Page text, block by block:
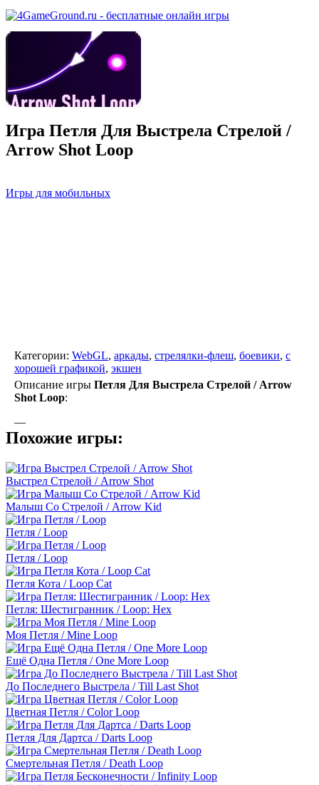
Игра Петля Для Выстрела Стрелой /
Arrow Shot Loop
Игры для мобильных
Категории: WebGL, аркады, стрелялки-флеш, боевики, с
хорошей графикой, экшен
Описание игры Петля Для Выстрела Стрелой / Arrow
Shot Loop:
—
Похожие игры:
Выстрел Стрелой / Arrow Shot
Малыш Со Стрелой / Arrow Kid
Петля / Loop
Петля / Loop
Петля Кота / Loop Cat
Петля: Шестигранник / Loop: Hex
Моя Петля / Mine Loop
Ещё Одна Петля / One More Loop
До Последнего Выстрела / Till Last Shot
Цветная Петля / Color Loop
Петля Для Дартса / Darts Loop
Смертельная Петля / Death Loop